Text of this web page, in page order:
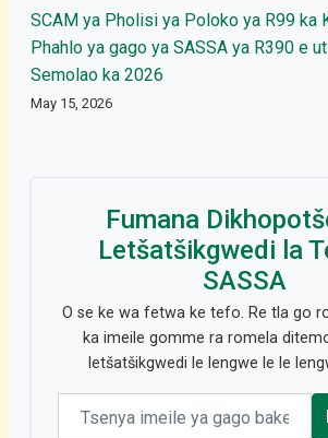
SCAM ya Pholisi ya Poloko ya R99 ka
Phahlo ya gago ya SASSA ya R390 e
Semolao ka 2026
May 15, 2026
Fumana
Letšatšikgwedi la
SASSA
O se ke wa fetwa ke tefo. Re tla go
ka imeile gomme ra romela
letšatšikgwedi le lengwe le le
Email address